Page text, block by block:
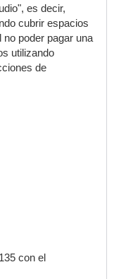
es decir,
cubrir espacios
poder pagar una
utilizando
de
con el